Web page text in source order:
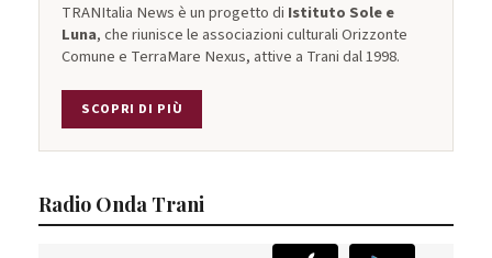
TRANItalia News è un progetto di Istituto Sole e
Luna, che riunisce le associazioni culturali Orizzonte
Comune e TerraMare Nexus, attive a Trani dal 1998.
SCOPRI DI PIÙ
Radio Onda Trani